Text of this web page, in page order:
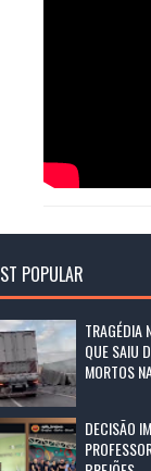
POPULAR
TRAGÉDIA
QUE SAIU
MORTOS
DECISÃO